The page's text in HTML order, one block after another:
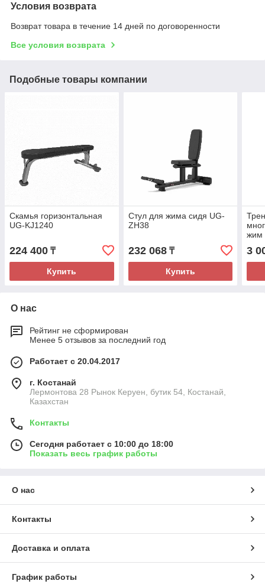
Условия возврата
Возврат товара в течение 14 дней по договоренности
Все условия возврата
Подобные товары компании
Скамья горизонтальная
UG-KJ1240
224 400 ₸
Купить
Стул для жима сидя UG-
ZH38
232 068₸
Купить
жим
3
О нас
Рейтинг не сформирован
Менее 5 отзывов за последний год
Работает с 20.04.2017
г. Костанай
Лермонтова 28 Рынок Керуен, бутик 54, Костанай,
Казахстан
Контакты
Сегодня работает с 10:00 до 18:00
Показать весь график работы
О нас
Контакты
Доставка и оплата
График работы